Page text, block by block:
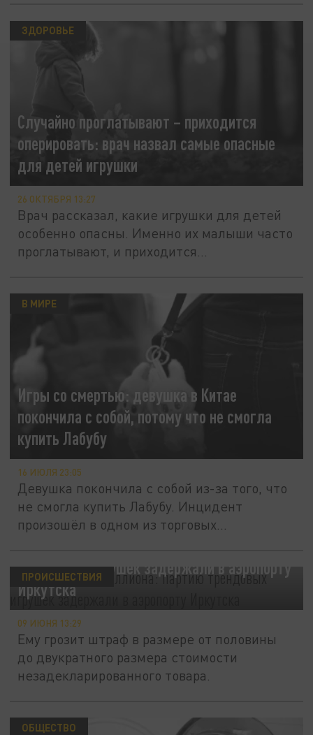
Случайно проглатывают – приходится
оперировать: врач назвал самые опасные
для детей игрушки
ЗДОРОВЬЕ
26 ОКТЯБРЯ 13:27
Врач рассказал, какие игрушки для детей
особенно опасны. Именно их малыши часто
проглатывают, и приходится...
Игры со смертью: девушка в Китае
покончила с собой, потому что не смогла
купить Лабубу
В МИРЕ
16 ИЮЛЯ 23:05
Девушка покончила с собой из-за того, что
не смогла купить Лабубу. Инцидент
произошёл в одном из торговых...
трендовых игрушек задержали в аэропорту
Иркутска
ПРОИСШЕСТВИЯ
09 ИЮНЯ 13:29
Ему грозит штраф в размере от половины
до двукратного размера стоимости
незадекларированного товара.
ОБЩЕСТВО